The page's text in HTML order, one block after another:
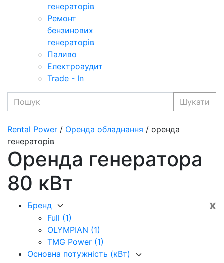
генераторів
Ремонт
бензинових
генераторів
Паливо
Електроаудит
Trade - In
Шукати
Rental Power / Оренда обладнання / оренда
генераторів
Оренда генератора
80 кВт
x
Бренд
Full (1)
OLYMPIAN (1)
TMG Power (1)
Основна потужність (кВт)